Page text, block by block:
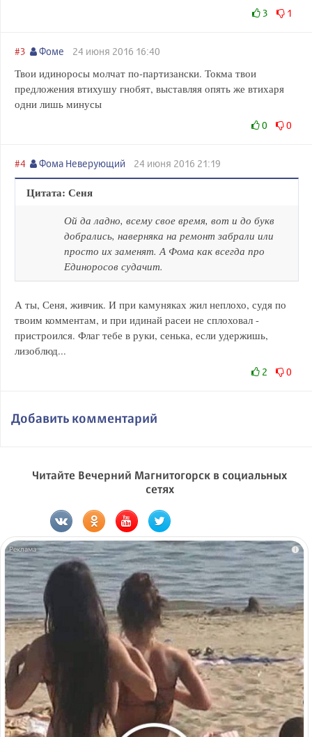
3 1
#3 Фоме 24 июня 2016 16:40
Твои идиноросы молчат по-партизански. Токма твои
предложения втихушу гнобят, выставляя опять же втихаря
одни лишь минусы
0 0
#4 Фома Неверующий 24 июня 2016 21:19
Цитата: Сеня
Ой да ладно, всему свое время, вот и до букв
добрались, наверняка на ремонт забрали или
просто их заменят. А Фома как всегда про
Единоросов судачит.
А ты, Сеня, живчик. И при камуняках жил неплохо, судя по
твоим комментам, и при идинай расеи не сплоховал -
пристроился. Флаг тебе в руки, сенька, если удержишь,
лизоблюд...
2 0
Добавить комментарий
Читайте Вечерний Магнитогорск в социальных
сетях
i